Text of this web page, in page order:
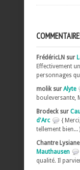
FrédéricLN sur
Effectivement
personnages
molik sur Alyte
bouleversante,
Brodeck sur
d'Arc
{
tellement bien...
Chantre
Mauthausen
qualité. Il